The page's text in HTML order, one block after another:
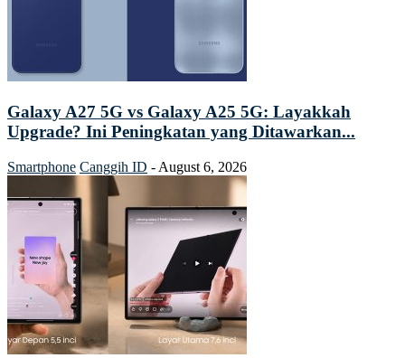
Galaxy A27 5G vs Galaxy A25 5G: Layakkah
Upgrade? Ini Peningkatan yang Ditawarkan...
Smartphone Canggih ID - August 6, 2026